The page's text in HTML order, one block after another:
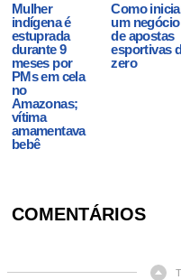
Mulher
indígena é
estuprada
durante 9
meses por
PMs em cela
no
Amazonas;
vítima
amamentava
bebê
Como
um negócio
de apostas
esportivas
zero
COMENTÁRIOS